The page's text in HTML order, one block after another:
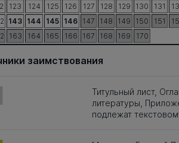
123 124 125 126 127 128 129 130 131
143 144 145 146 147 148 149 150 151
163 164 165 166 167 168 169 170
заимствования
Титульный лист,
литературы,
подлежат